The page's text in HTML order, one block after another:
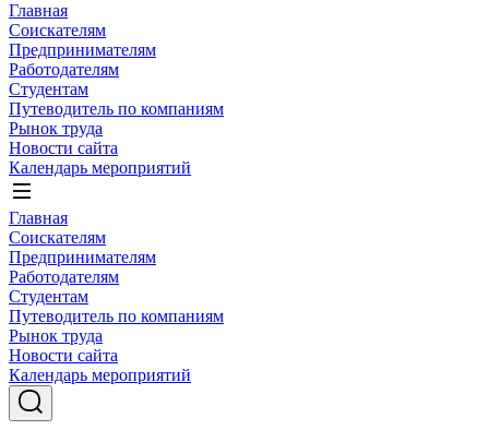
Главная
Соискателям
Предпринимателям
Работодателям
Студентам
Путеводитель по компаниям
Рынок труда
Новости сайта
Календарь мероприятий
Главная
Соискателям
Предпринимателям
Работодателям
Студентам
Путеводитель по компаниям
Рынок труда
Новости сайта
Календарь мероприятий